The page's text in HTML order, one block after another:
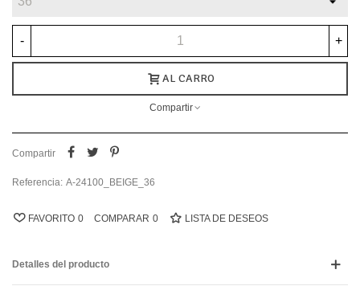
- +
AL CARRO
Compartir
Compartir
Referencia: A-24100_BEIGE_36
FAVORITO 0 COMPARAR 0 LISTA DE DESEOS
Detalles del producto